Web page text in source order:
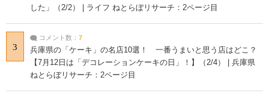
した」（2/2） | ライフ ねとらぼリサーチ：2ページ目
3
コメント数： 7
兵庫県の「ケーキ」の名店10選！ 一番うまいと思う店はどこ？
【7月12日は「デコレーションケーキの日」！】（2/4） | 兵庫県
ねとらぼリサーチ：2ページ目